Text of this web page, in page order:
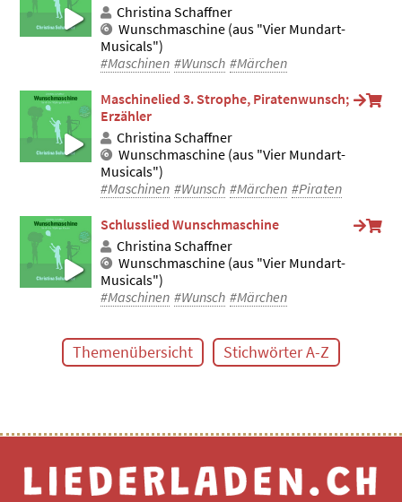
Christina Schaffner
Wunschmaschine (aus "Vier Mundart-
Musicals")
#Maschinen #Wunsch #Märchen
Maschinelied 3. Strophe, Piratenwunsch;
Erzähler
Christina Schaffner
Wunschmaschine (aus "Vier Mundart-
Musicals")
#Maschinen #Wunsch #Märchen #Piraten
Schlusslied Wunschmaschine
Christina Schaffner
Wunschmaschine (aus "Vier Mundart-
Musicals")
#Maschinen #Wunsch #Märchen
Themenübersicht Stichwörter A-Z